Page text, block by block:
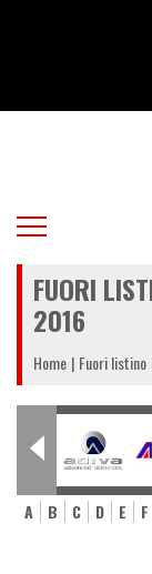
FUORI
2016
Home Fuori listino
A B C D E F